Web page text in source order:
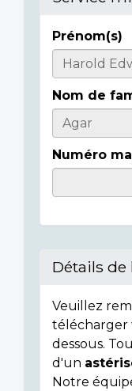
Casualty
Details
Prénom(s)
Nom de
Numéro
Détails
Veuillez
télécharger
dessous.
d'un
Notre